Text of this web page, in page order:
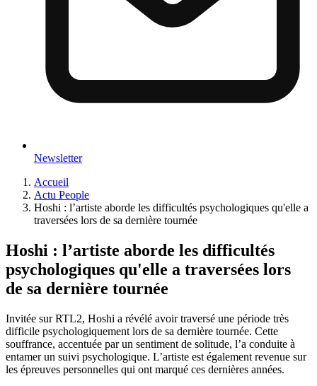
Newsletter
Accueil
Actu People
Hoshi : l’artiste aborde les difficultés psychologiques qu'elle a
traversées lors de sa dernière tournée
Hoshi : l’artiste aborde les difficultés
psychologiques qu'elle a traversées lors
de sa dernière tournée
Invitée sur RTL2, Hoshi a révélé avoir traversé une période très
difficile psychologiquement lors de sa dernière tournée. Cette
souffrance, accentuée par un sentiment de solitude, l’a conduite à
entamer un suivi psychologique. L’artiste est également revenue sur
les épreuves personnelles qui ont marqué ces dernières années.